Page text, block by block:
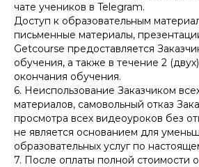
чате учеников в Telegram.
Доступ к образовательным
письменные материалы,
Getcourse предоставляется
обучения, а также в течение 2
окончания обучения.
6. Неиспользование Заказчиком
материалов, самовольный отказ
просмотра всех видеоуроков без
не является основанием для
образовательных услуг по
7. После оплаты полной стоимости